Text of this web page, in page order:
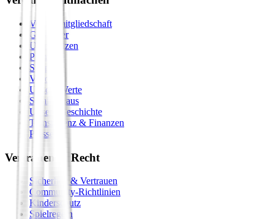
Vereinsmitgliedschaft
Gastgeber
Unterstützen
Premium
Shop
Vision
Unsere Werte
Seminarhaus
Unsere Geschichte
Transparenz & Finanzen
Presse
Vertrauen & Recht
Sicherheit & Vertrauen
Community-Richtlinien
Kinderschutz
Spielregeln